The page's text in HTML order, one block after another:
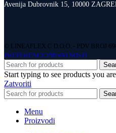
Avenija Dubrovnik 15, 10000
© LINEAFLEX C D.O.O. - PDV BROJ
PREFERENCE PRIVATNOSTI
Start typing to see products you
Zatvoriti
Menu
Proizvodi